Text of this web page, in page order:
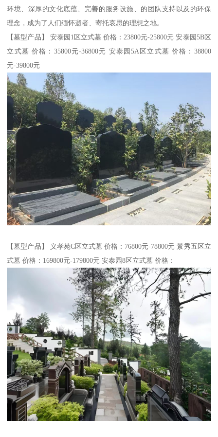
环境、深厚的文化底蕴、完善的服务设施、的团队支持以及的环保
理念，成为了人们缅怀逝者、寄托哀思的理想之地。
【墓型产品】 安泰园1区立式墓 价格：23800元-25800元 安泰园5B区
立式墓 价格：35800元-36800元 安泰园5A区立式墓 价格：38800
元-39800元
【墓型产品】 义孝苑C区立式墓 价格：76800元-78800元 景秀五区立
式墓 价格：169800元-179800元 安泰园8区立式墓 价格：